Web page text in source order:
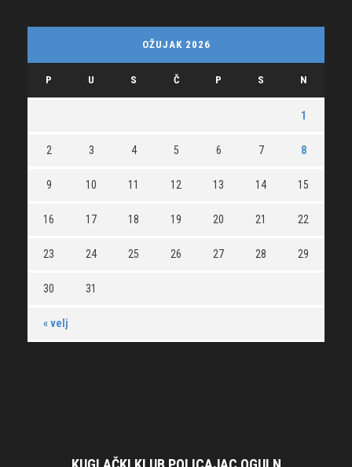
OŽUJAK 2026
P U S Č P S N
« velj
1
2 3 4 5 6 7 8
9 10 11 12 13 14 15
16 17 18 19 20 21 22
23 24 25 26 27 28 29
30 31